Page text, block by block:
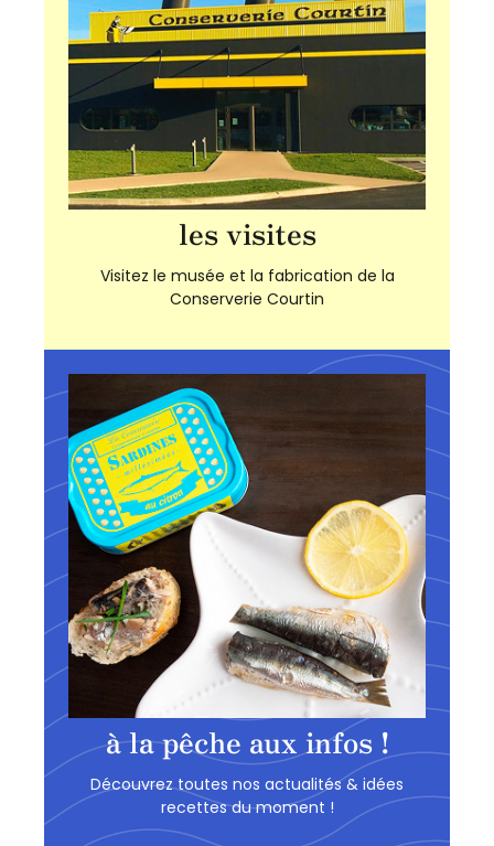
les visites
Visitez le musée et la fabrication de la
Conserverie Courtin
à la pêche aux infos !
Découvrez toutes nos actualités & idées
recettes du moment !